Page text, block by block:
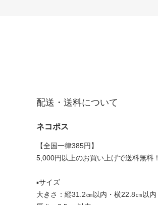
配送・送料について
ネコポス
【全国一律385円】
5,000円以上のお買い上げで送料無料！
▪︎サイズ
大きさ：縦31.2㎝以内・横22.8㎝以内